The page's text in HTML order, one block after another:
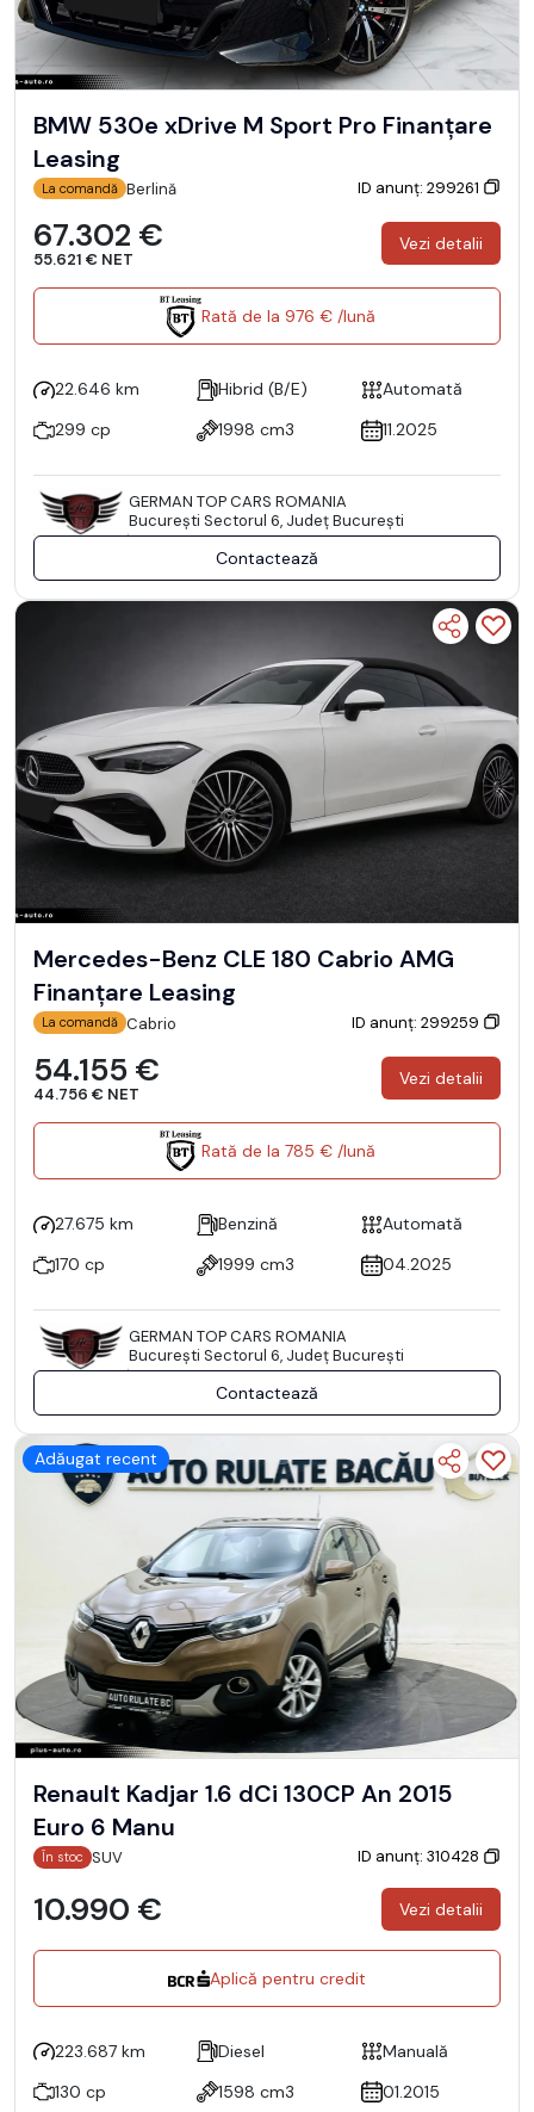
BMW 530e xDrive M Sport Pro Finanțare
Leasing
La comandă Berlină ID anunț: 299261
67.302 €
55.621 € NET
Vezi detalii
Rată de la 976 € /lună
22.646 km Hibrid (B/E)
Automată
299 cp
1998 cm3 11.2025
GERMAN TOP CARS ROMANIA
Bucureşti Sectorul 6, Județ București
Contactează
Mercedes-Benz CLE 180 Cabrio AMG
Finanțare Leasing
La comandă Cabrio ID anunț: 299259
54.155 €
44.756 € NET
Vezi detalii
Rată de la 785 € /lună
27.675 km Benzină
Automată
170 cp
1999 cm3 04.2025
GERMAN TOP CARS ROMANIA
Bucureşti Sectorul 6, Județ București
Contactează
Adăugat recent
Renault Kadjar 1.6 dCi 130CP An 2015
Euro 6 Manu
În stoc SUV ID anunț: 310428
10.990 € Vezi detalii
Aplică pentru credit
223.687 km Diesel
Manuală
130 cp
1598 cm3 01.2015